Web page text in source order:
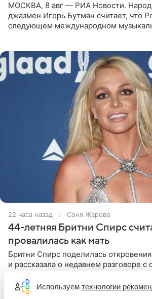
МОСКВА, 8 авг — РИА Новости.
джазмен Игорь Бутман считает, что
следующем международном
22 часа назад Соня Жарова
44-летняя Бритни Спирс
провалилась как мать
Бритни Спирс поделилась
и рассказала о недавнем разговоре
почувствовала себя плохой матерью.
артистки
Используем технологии